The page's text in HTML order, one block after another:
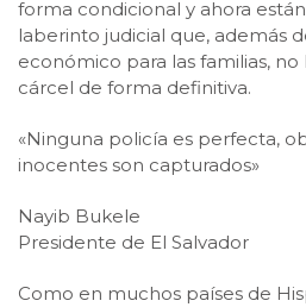
forma condicional y ahora
laberinto judicial que, además
económico para las familias, no
cárcel de forma definitiva.
«Ninguna policía es perfecta,
inocentes son capturados»
Nayib Bukele
Presidente de El Salvador
Como en muchos países de